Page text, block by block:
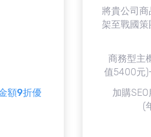
額9折優
將貴公司商
架至戰國策
商務型主
值5400元)
加購
(